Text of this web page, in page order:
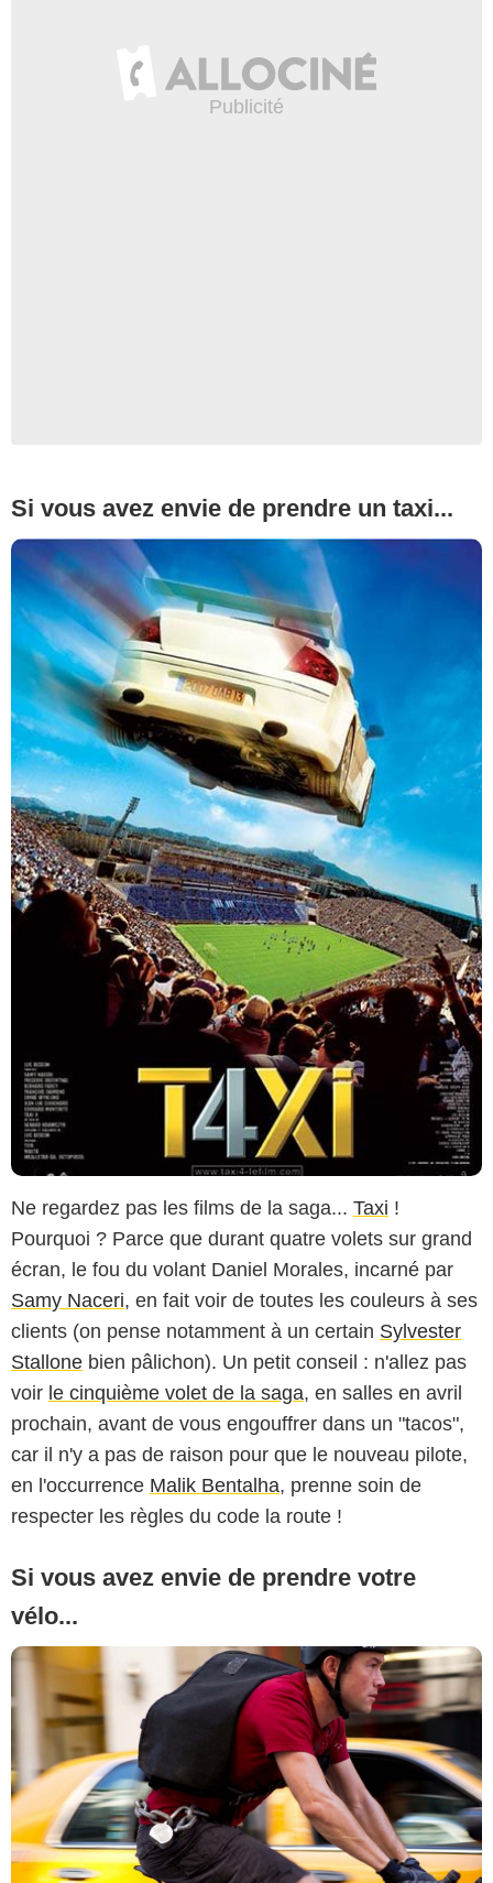
Si vous avez envie de prendre un taxi...
Ne regardez pas les films de la saga... Taxi !
Pourquoi ? Parce que durant quatre volets sur grand
écran, le fou du volant Daniel Morales, incarné par
Samy Naceri, en fait voir de toutes les couleurs à ses
clients (on pense notamment à un certain Sylvester
Stallone bien pâlichon). Un petit conseil : n'allez pas
voir le cinquième volet de la saga, en salles en avril
prochain, avant de vous engouffrer dans un "tacos",
car il n'y a pas de raison pour que le nouveau pilote,
en l'occurrence Malik Bentalha, prenne soin de
respecter les règles du code la route !
Si vous avez envie de prendre votre
vélo...